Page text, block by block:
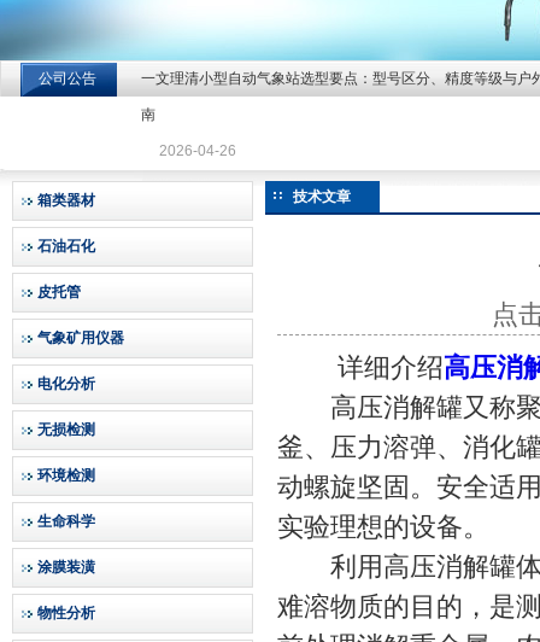
北京北拓仪器设备有限公司
公司公告 一文理清小型自动气象站选型要点：型号区分、精度等级与户
南
2026-04-26
箱类器材
石油石化
皮托管
气象矿用仪器
电化分析
无损检测
环境检测
生命科学
涂膜装潢
物性分析
技术文章
点
详细介绍高压消
高压消解罐又称聚
釜、压力溶弹、消化
动螺旋坚固。安全适
实验理想的设备。
利用高压消解罐体
难溶物质的目的，是